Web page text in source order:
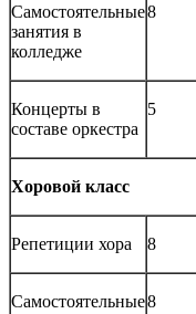
Самостоятельные
занятия в
колледже
8
Концерты в
составе оркестра
5
Хоровой класс
Репетиции хора 8
Самостоятельные8